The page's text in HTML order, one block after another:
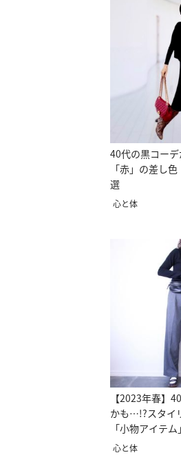
40代の黒コー
「赤」の差し
選
心と体
【2023年春】
かも…!?スタイ
「小物アイテ
スト高橋愛直伝
心と体